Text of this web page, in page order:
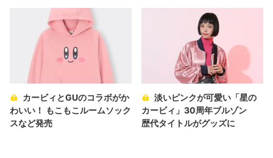
カービィとGUのコラボがか
わいい！ もこもこルームソック
スなど発売
淡いピンクが可愛い「星の
カービィ」30周年ブルゾン
歴代タイトルがグッズに